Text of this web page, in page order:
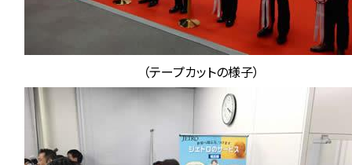
（テープカットの様子）